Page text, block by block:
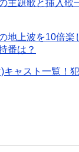
主題歌と挿入歌
地上波を10倍楽
番は？
キャスト一覧！